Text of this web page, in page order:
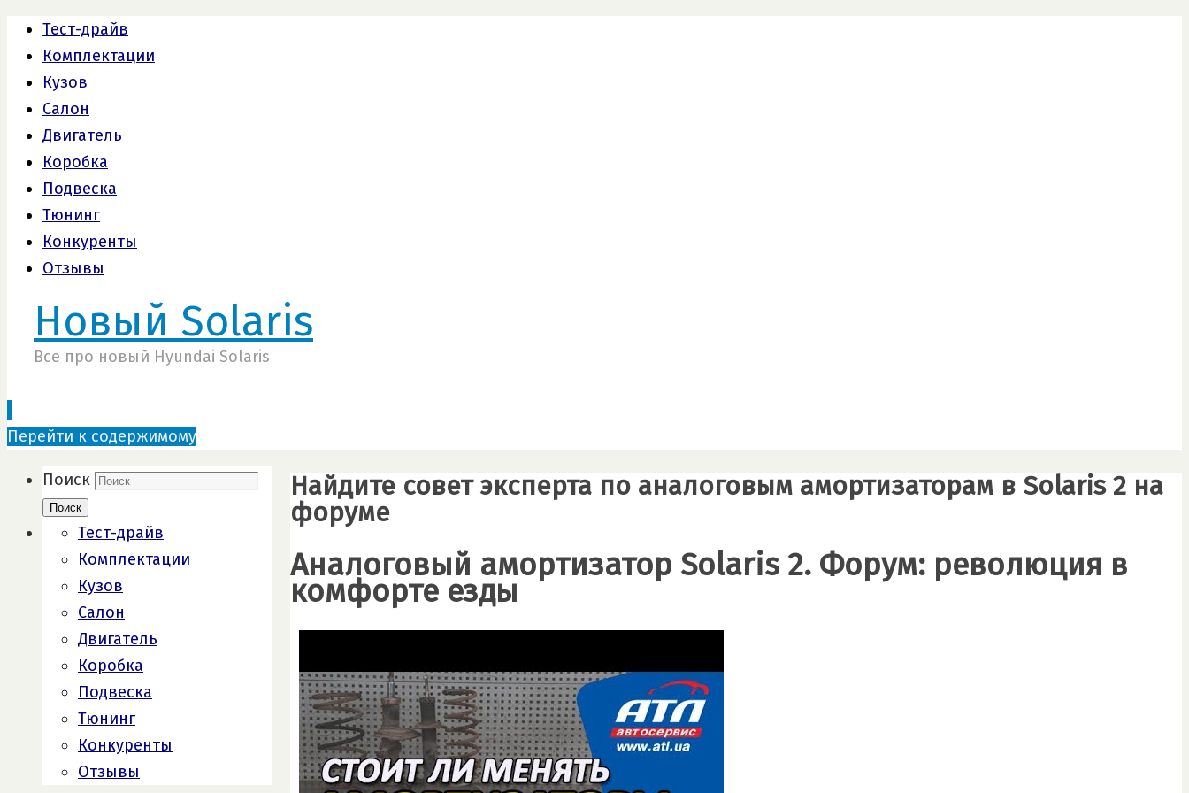
Тест-драйв
Комплектации
Кузов
Салон
Двигатель
Коробка
Подвеска
Тюнинг
Конкуренты
Отзывы
Новый Solaris
Все про новый Hyundai Solaris
Перейти к содержимому
Найдите совет эксперта по аналоговым амортизаторам в Solaris 2 на
форуме
Аналоговый амортизатор Solaris 2. Форум: революция в
комфорте езды
Поиск
Поиск
Тест-драйв
Комплектации
Кузов
Салон
Двигатель
Коробка
Подвеска
Тюнинг
Конкуренты
Отзывы